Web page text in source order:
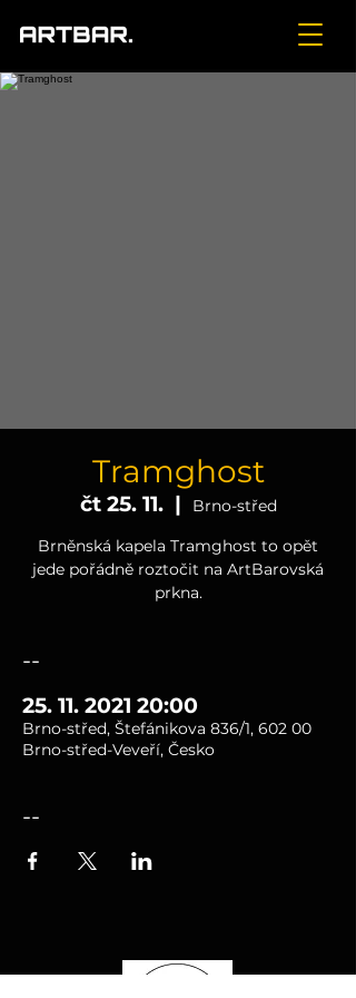
Tramghost
čt 25. 11.
  |
Brno-střed
Brněnská kapela Tramghost to opět
jede pořádně roztočit na ArtBarovská
prkna.
--
25. 11. 2021 20:00
Brno-střed, Štefánikova 836/1, 602 00
Brno-střed-Veveří, Česko
--